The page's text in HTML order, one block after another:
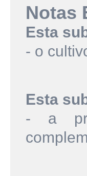
Notas
Esta
- o
Esta
- a